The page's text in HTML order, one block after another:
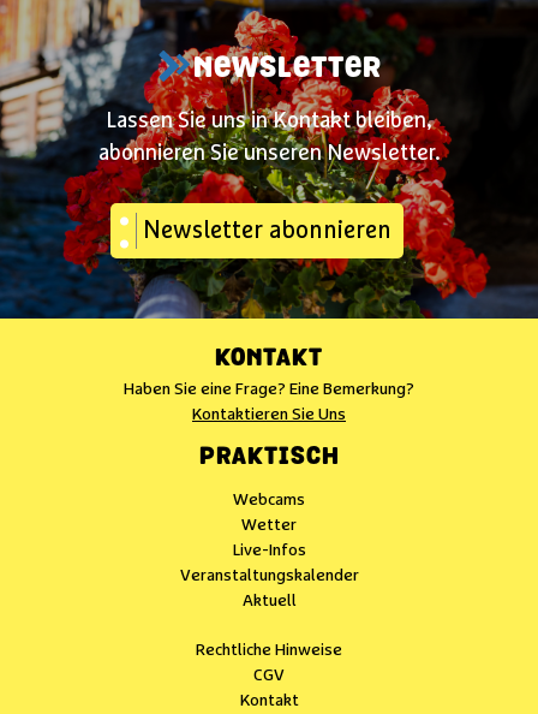
NEWSLETTER
Lassen Sie uns in Kontakt bleiben,
abonnieren Sie unseren Newsletter.
Newsletter abonnieren
KONTAKT
Haben Sie eine Frage? Eine Bemerkung?
Kontaktieren Sie Uns
PRAKTISCH
Webcams
Wetter
Live-Infos
Veranstaltungskalender
Aktuell
Rechtliche Hinweise
CGV
Kontakt